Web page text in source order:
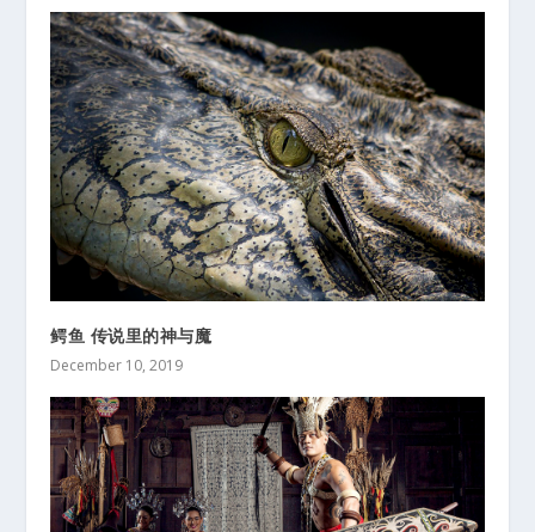
鳄鱼 传说里的神与魔
December 10, 2019